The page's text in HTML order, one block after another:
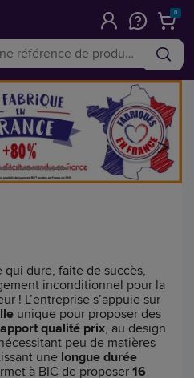
0
>
qui dure, faite de succès,
inconditionnel pour la
! L’entreprise s’appuie sur
unique pour proposer des
qualité prix, au design
peu de matières
une longue durée
à BIC de proposer16